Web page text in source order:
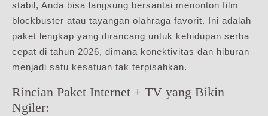
stabil, Anda bisa langsung bersantai menonton film
blockbuster atau tayangan olahraga favorit. Ini adalah
paket lengkap yang dirancang untuk kehidupan serba
cepat di tahun 2026, dimana konektivitas dan hiburan
menjadi satu kesatuan tak terpisahkan.
Rincian Paket Internet + TV yang Bikin
Ngiler: